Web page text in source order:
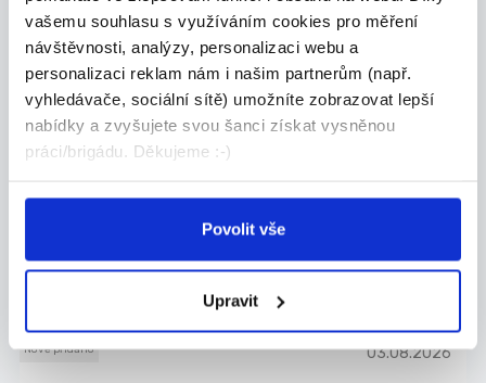
vašemu souhlasu s využíváním cookies pro měření
návštěvnosti, analýzy, personalizaci webu a
personalizaci reklam nám i našim partnerům (např.
vyhledávače, sociální sítě) umožníte zobrazovat lepší
nabídky a zvyšujete svou šanci získat vysněnou
práci/brigádu. Děkujeme :-)
Povolit vše
Upravit
Kurýr pro FOODORA, výplata
kdykoli
Hledáme kurýry – hrdiny, co hladovým přivezou
Bohumín
21 Consult Group s.r.o.
Nově přidáno 03.08.2026